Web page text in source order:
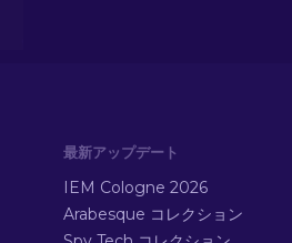
最新アップデート
IEM Cologne 2026
Arabesque コレクション